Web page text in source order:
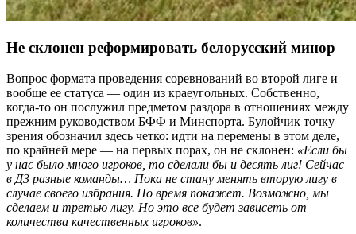
Не склонен реформировать белорусский минор
Вопрос формата проведения соревнований во второй лиге и
вообще ее статуса — один из краеугольных. Собственно,
когда-то он послужил предметом раздора в отношениях между
прежним руководством БФФ и Минспорта. Булойчик точку
зрения обозначил здесь четко: идти на перемены в этом деле,
по крайней мере — на первых порах, он не склонен: «Если бы
у нас было много игроков, то сделали бы и десять лиг! Сейчас
в Д3 разные команды… Пока не стану менять вторую лигу в
случае своего избрания. Но время покажет. Возможно, мы
сделаем и третью лигу. Но это все будет зависеть от
количества качественных игроков».